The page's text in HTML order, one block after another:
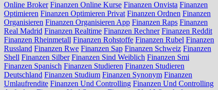
Online Broker Finanzen Online Kurse Finanzen Onvista Finanzen
Optimieren Finanzen Optimieren Privat Finanzen Ordnen Finanzen
Organisieren Finanzen Organisieren App Finanzen Raps Finanzen
Real Madrid Finanzen Realtime Finanzen Rechner Finanzen Reddit
Finanzen Rheinmetall Finanzen Rohstoffe Finanzen Rubel Finanzen
Russland Finanzen Rwe Finanzen Sap Finanzen Schweiz Finanzen
Shell Finanzen Silber Finanzen Sind Weiblich Finanzen Smi
Finanzen Spanisch Finanzen Studieren Finanzen Studieren
Deutschland Finanzen Studium Finanzen Synonym Finanzen
Umlaufrendite Finanzen Und Controlling Finanzen Und Controlling